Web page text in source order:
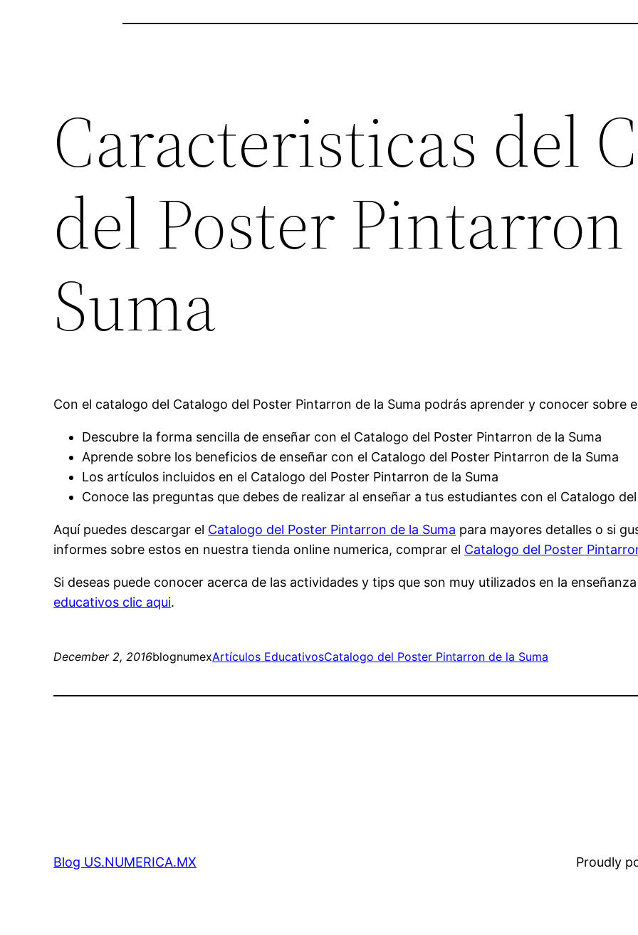
Caracteristicas del
del Poster
Suma
Con el catalogo del Catalogo del Poster Pintarron de la Suma podrás aprender y conocer sobre
Descubre la forma sencilla de enseñar con el Catalogo del Poster Pintarron de la Suma
Aprende sobre los beneficios de enseñar con el Catalogo del Poster Pintarron de la Suma
Los artículos incluidos en el Catalogo del Poster Pintarron de la Suma
Conoce las preguntas que debes de realizar al enseñar a tus estudiantes con el Catalogo
Aquí puedes descargar el Catalogo del Poster Pintarron de la Suma para mayores detalles o si
informes sobre estos en nuestra tienda online numerica, comprar el Catalogo del Poster
Si deseas puede conocer acerca de las actividades y tips que son muy utilizados en la
educativos clic aqui.
December 2, 2016blognumexArtículos EducativosCatalogo del Poster Pintarron de la Suma
Blog US.NUMERICA.MX Proudly